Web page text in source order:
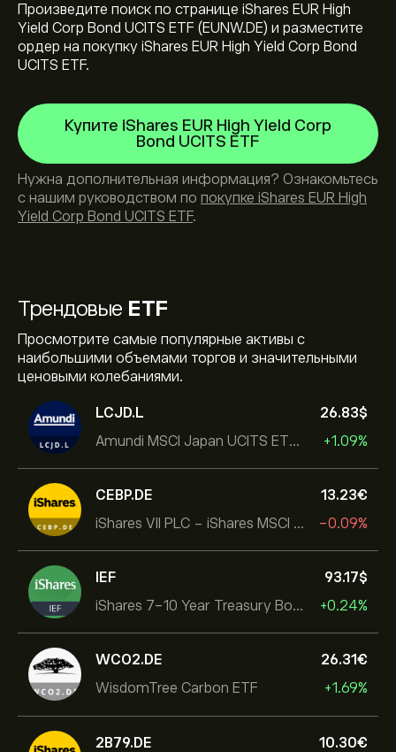
Трендовые ETF
Просмотрите самые популярные активы с
наибольшими объемами торгов и значительными
ценовыми колебаниями.
LCJD.L
Amundi MSCI Japan UCITS ETF Acc
26.83‎$‎
+1.09%
CEBP.DE
iShares VII PLC - iShares MSCI EMU USD Hedged UCITS ETF
13.23‎€‎
-0.09%
IEF
iShares 7-10 Year Treasury Bond ETF
93.17‎$‎
+0.24%
WCO2.DE
WisdomTree Carbon ETF
26.31‎€‎
+1.69%
2B79.DE
10.30‎€‎
Произведите поиск по странице iShares EUR High
Yield Corp Bond UCITS ETF (EUNW.DE) и разместите
ордер на покупку iShares EUR High Yield Corp Bond
UCITS ETF.
Купите iShares EUR High Yield Corp
Bond UCITS ETF
Нужна дополнительная информация? Ознакомьтесь
с нашим руководством по покупке iShares EUR High
Yield Corp Bond UCITS ETF.